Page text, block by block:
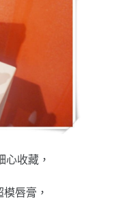
心收藏，
唇膏，